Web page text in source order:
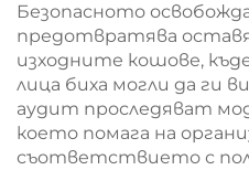
Безопасното
предотвратява
изходните кошове,
лица биха могли да ги
аудит проследяват
което помага на
съответствието с